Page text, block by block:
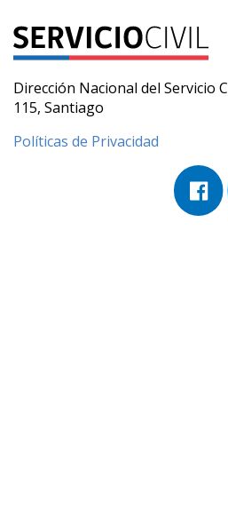
Dirección Nacional del Servicio
115, Santiago
Políticas de Privacidad